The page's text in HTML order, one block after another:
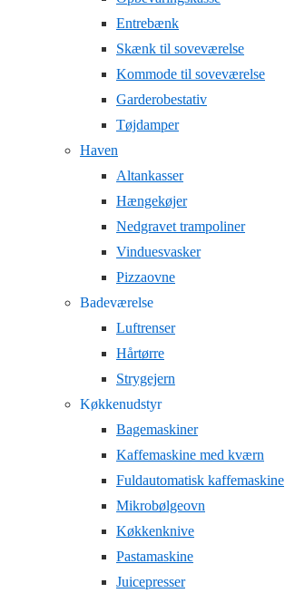
Entrebænk
Skænk til soveværelse
Kommode til soveværelse
Garderobestativ
Tøjdamper
Haven
Altankasser
Hængekøjer
Nedgravet trampoliner
Vinduesvasker
Pizzaovne
Badeværelse
Luftrenser
Hårtørre
Strygejern
Køkkenudstyr
Bagemaskiner
Kaffemaskine med kværn
Fuldautomatisk kaffemaskine
Mikrobølgeovn
Køkkenknive
Pastamaskine
Juicepresser